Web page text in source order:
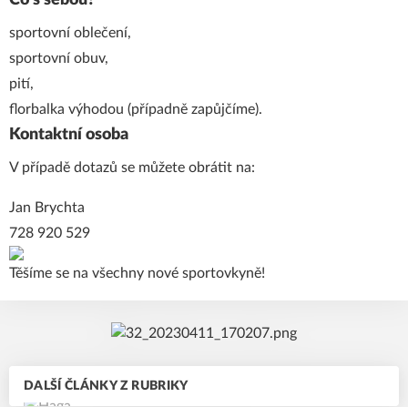
DALŠÍ ČLÁNKY Z RUBRIKY
sportovní oblečení,
sportovní obuv,
pití,
florbalka výhodou (případně zapůjčíme).
Kontaktní osoba
V případě dotazů se můžete obrátit na:
Jan Brychta
728 920 529
Těšíme se na všechny nové sportovkyně!